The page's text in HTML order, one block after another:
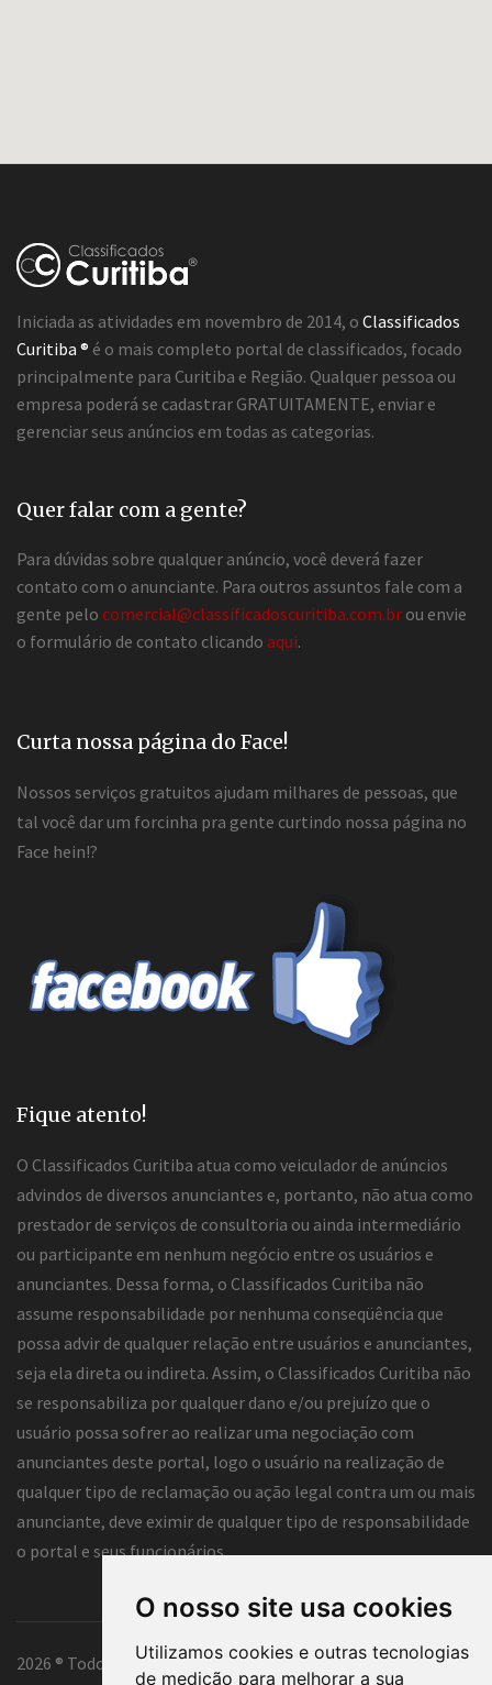
O nosso site usa cookies
Utilizamos cookies e outras tecnologias
de medição para melhorar a sua
Iniciada as atividades em novembro de 2014, o Classificados
Curitiba ® é o mais completo portal de classificados, focado
principalmente para Curitiba e Região. Qualquer pessoa ou
empresa poderá se cadastrar GRATUITAMENTE, enviar e
gerenciar seus anúncios em todas as categorias.
Quer falar com a gente?
Para dúvidas sobre qualquer anúncio, você deverá fazer
contato com o anunciante. Para outros assuntos fale com a
gente pelo comercial@classificadoscuritiba.com.br ou envie
o formulário de contato clicando aqui.
Curta nossa página do Face!
Nossos serviços gratuitos ajudam milhares de pessoas, que
tal você dar um forcinha pra gente curtindo nossa página no
Face hein!?
Fique atento!
O Classificados Curitiba atua como veiculador de anúncios
advindos de diversos anunciantes e, portanto, não atua como
prestador de serviços de consultoria ou ainda intermediário
ou participante em nenhum negócio entre os usuários e
anunciantes. Dessa forma, o Classificados Curitiba não
assume responsabilidade por nenhuma conseqüência que
possa advir de qualquer relação entre usuários e anunciantes,
seja ela direta ou indireta. Assim, o Classificados Curitiba não
se responsabiliza por qualquer dano e/ou prejuízo que o
usuário possa sofrer ao realizar uma negociação com
anunciantes deste portal, logo o usuário na realização de
qualquer tipo de reclamação ou ação legal contra um ou mais
anunciante, deve eximir de qualquer tipo de responsabilidade
o portal e seus funcionários.
2026 ® Todos os direitos reservados.